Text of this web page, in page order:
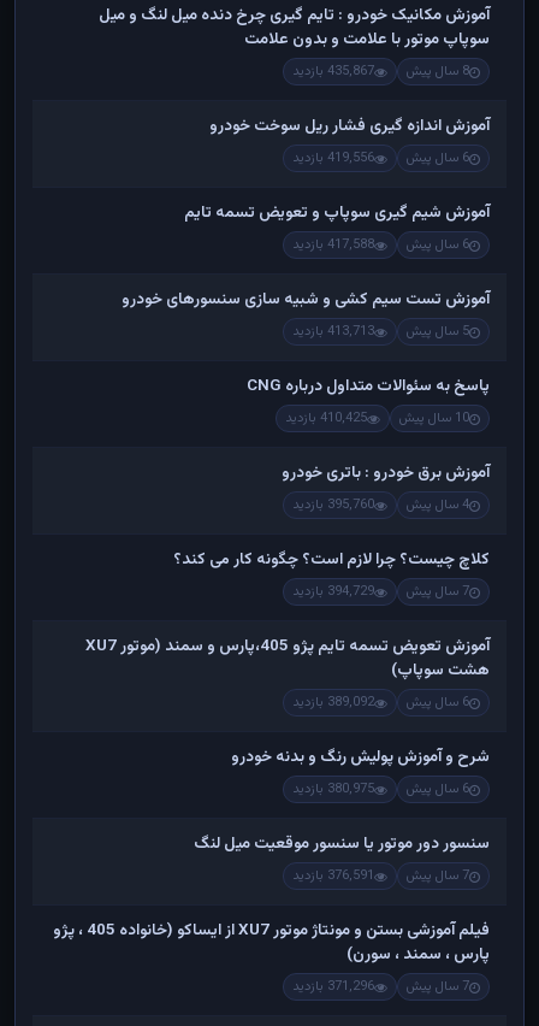
آموزش مکانیک خودرو : تایم گیری چرخ دنده میل لنگ و میل
سوپاپ موتور با علامت و بدون علامت
8 سال پیش 435,867 بازدید
آموزش اندازه گیری فشار ریل سوخت خودرو
6 سال پیش 419,556 بازدید
آموزش شیم گیری سوپاپ و تعویض تسمه تایم
6 سال پیش 417,588 بازدید
آموزش تست سیم کشی و شبیه سازی سنسورهای خودرو
5 سال پیش 413,713 بازدید
پاسخ به سئوالات متداول درباره CNG
10 سال پیش 410,425 بازدید
آموزش برق خودرو : باتری خودرو
4 سال پیش 395,760 بازدید
کلاچ چیست؟ چرا لازم است؟ چگونه کار می کند؟
7 سال پیش 394,729 بازدید
آموزش تعویض تسمه تایم پژو 405،پارس و سمند (موتور XU7
هشت سوپاپ)
6 سال پیش 389,092 بازدید
شرح و آموزش پولیش رنگ و بدنه خودرو
6 سال پیش 380,975 بازدید
سنسور دور موتور یا سنسور موقعیت میل لنگ
7 سال پیش 376,591 بازدید
فیلم آموزشی بستن و مونتاژ موتور XU7 از ایساکو (خانواده 405 ، پژو
پارس ، سمند ، سورن)
7 سال پیش 371,296 بازدید